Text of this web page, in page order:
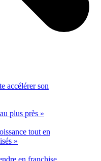
accélérer son
plus près »
tout en
»
en franchise,